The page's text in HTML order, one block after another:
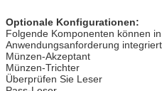
Optionale Konfigurationen:
Folgende Komponenten können
Anwendungsanforderung integriert
Münzen-Akzeptant
Münzen-Trichter
Überprüfen Sie Leser